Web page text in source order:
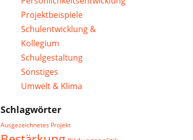
Projektbeispiele
Schulentwicklung &
Kollegium
Schulgestaltung
Sonstiges
Umwelt & Klima
Schlagwörter
Ausgezeichnetes Projekt